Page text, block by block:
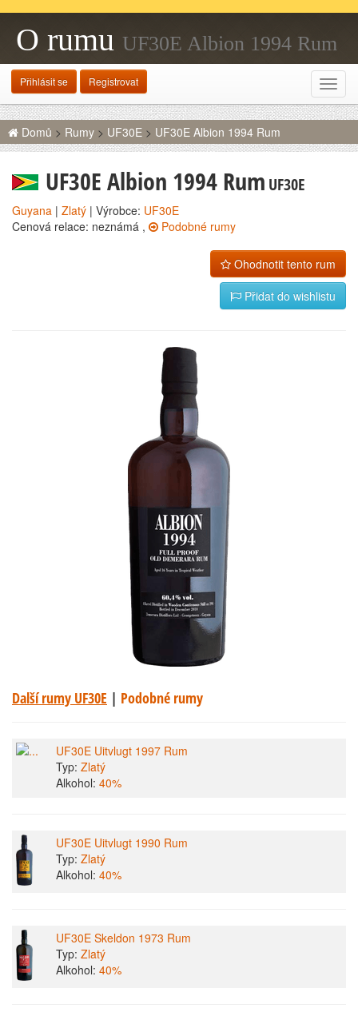
O rumu UF30E Albion 1994 Rum
Přihlásit se Registrovat
Domů > Rumy > UF30E > UF30E Albion 1994 Rum
UF30E Albion 1994 Rum UF30E
Guyana | Zlatý | Výrobce: UF30E
Cenová relace: neznámá ,
Podobné rumy
Ohodnotit tento rum
Přidat do wishlistu
Další rumy UF30E | Podobné rumy
UF30E Uitvlugt 1997 Rum
Typ: Zlatý
Alkohol: 40%
UF30E Uitvlugt 1990 Rum
Typ: Zlatý
Alkohol: 40%
UF30E Skeldon 1973 Rum
Typ: Zlatý
Alkohol: 40%